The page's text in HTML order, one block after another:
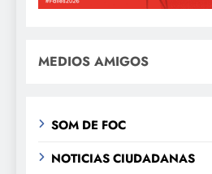
MEDIOS AMIGOS
SOM DE FOC
NOTICIAS CIUDADANAS